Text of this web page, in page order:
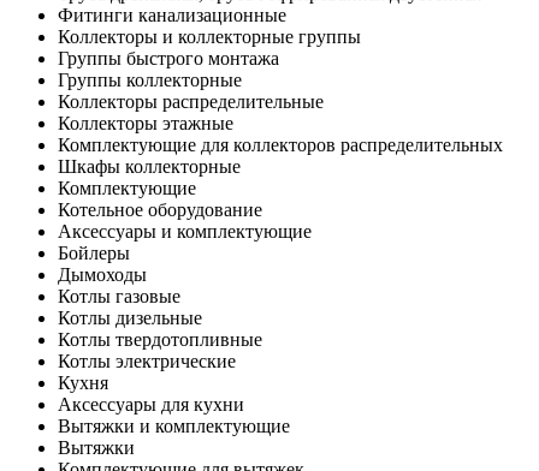
Фитинги канализационные
Коллекторы и коллекторные группы
Группы быстрого монтажа
Группы коллекторные
Коллекторы распределительные
Коллекторы этажные
Комплектующие для коллекторов распределительных
Шкафы коллекторные
Комплектующие
Котельное оборудование
Аксессуары и комплектующие
Бойлеры
Дымоходы
Котлы газовые
Котлы дизельные
Котлы твердотопливные
Котлы электрические
Кухня
Аксессуары для кухни
Вытяжки и комплектующие
Вытяжки